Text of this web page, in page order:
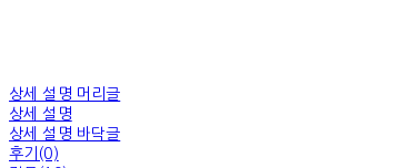
상세 설명 머리글
상세 설명
상세 설명 바닥글
후기(0)